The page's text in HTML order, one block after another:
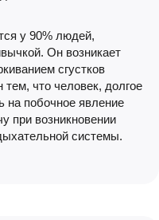
у 90% людей,
Он возникает
сгустков
что человек, долгое
побочное явление
при возникновении
системы.